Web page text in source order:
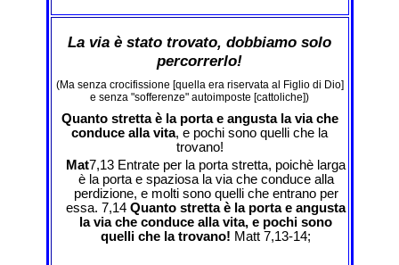
La via è stato trovato, dobbiamo solo
percorrerlo!
(Ma senza crocifissione [quella era riservata al Figlio di Dio]
e senza "sofferenze" autoimposte [cattoliche])
Quanto stretta è la porta e angusta la via che
conduce alla vita, e pochi sono quelli che la
trovano!
Mat7,13 Entrate per la porta stretta, poichè larga
è la porta e spaziosa la via che conduce alla
perdizione, e molti sono quelli che entrano per
essa. 7,14 Quanto stretta è la porta e angusta
la via che conduce alla vita, e pochi sono
quelli che la trovano! Matt 7,13-14;